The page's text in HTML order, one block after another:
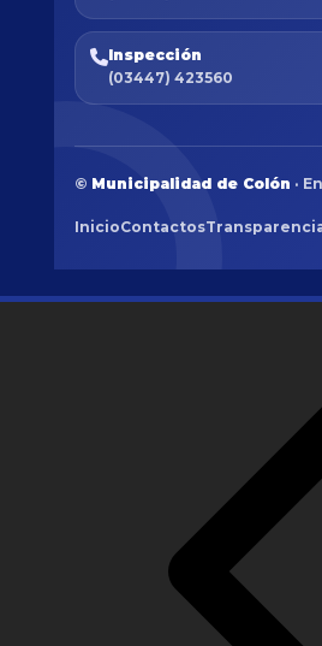
Inspección
(03447) 423560
© Municipalidad de Colón ·
InicioContactos